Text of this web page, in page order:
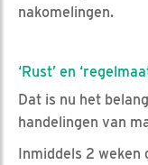
nakomelingen.
‘Rust’ en
Dat is nu het
handelingen van
Inmiddels 2